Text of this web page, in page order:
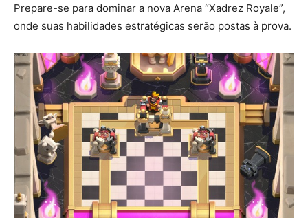
Prepare-se para dominar a nova Arena “Xadrez Royale”,
onde suas habilidades estratégicas serão postas à prova.